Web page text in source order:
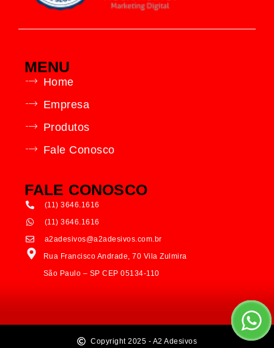
MENU
Home
Empresa
Produtos
Fale Conosco
FALE CONOSCO
(11) 3646.1616
(11) 3646.1616
a2adesivos@a2adesivos.com.br
Rua Francisco Andrade, 70 Vila Zulmira
São Paulo – SP CEP 05134-110
Copyright 2025 - A2 Adesivos